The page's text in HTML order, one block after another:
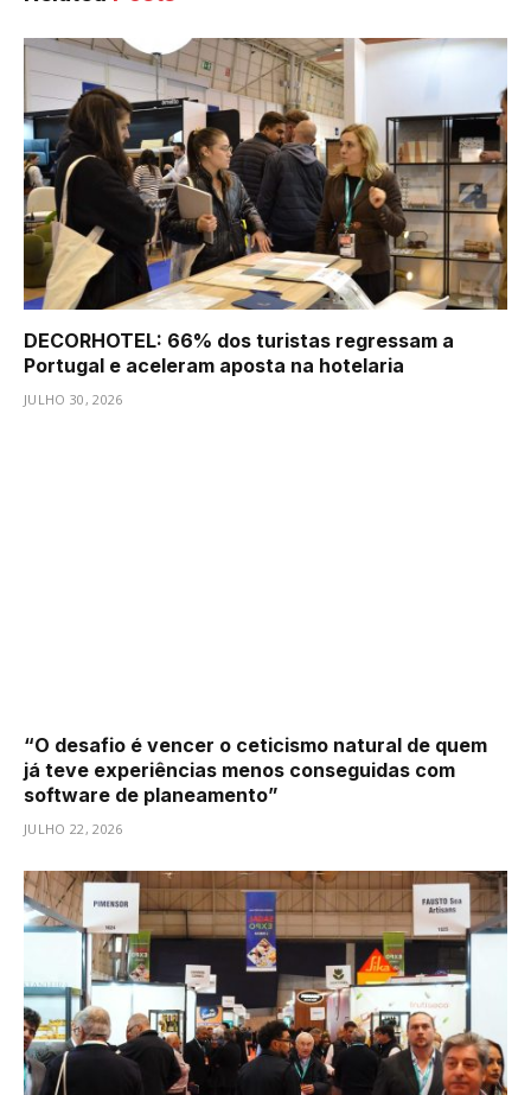
DECORHOTEL: 66% dos turistas regressam a
Portugal e aceleram aposta na hotelaria
JULHO 30, 2026
“O desafio é vencer o ceticismo natural de quem
já teve experiências menos conseguidas com
software de planeamento”
JULHO 22, 2026